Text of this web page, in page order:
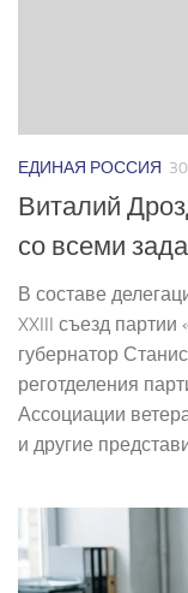
ЕДИНАЯ РОССИЯ
Виталий
со всеми
В составе
XXIII съезд
губернатор
реготделения
Ассоциации
и другие